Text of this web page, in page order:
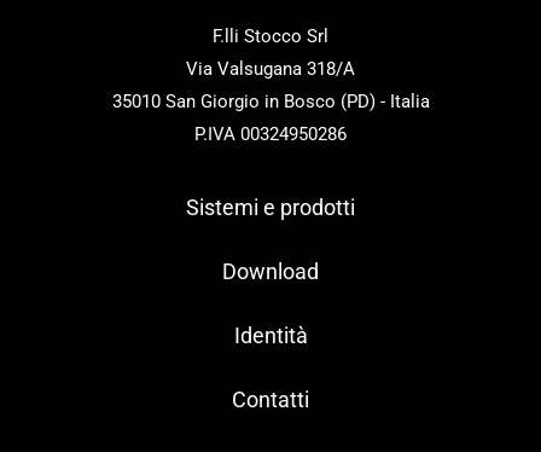
F.lli Stocco Srl
Via Valsugana 318/A
35010 San Giorgio in Bosco (PD) - Italia
P.IVA 00324950286
Sistemi e prodotti
Download
Identità
Contatti